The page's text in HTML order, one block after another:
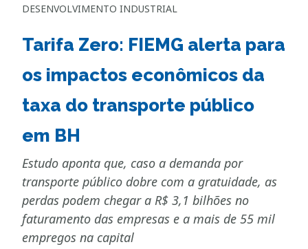
DESENVOLVIMENTO INDUSTRIAL
Tarifa Zero: FIEMG alerta para
os impactos econômicos da
taxa do transporte público
em BH
Estudo aponta que, caso a demanda por
transporte público dobre com a gratuidade, as
perdas podem chegar a R$ 3,1 bilhões no
faturamento das empresas e a mais de 55 mil
empregos na capital